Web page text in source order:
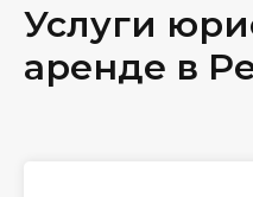
Услуги
аренде в